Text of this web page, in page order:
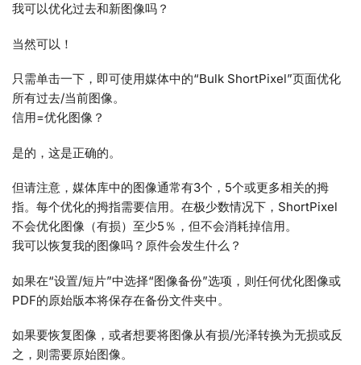
我可以优化过去和新图像吗？
当然可以！
只需单击一下，即可使用媒体中的“Bulk ShortPixel”页面优化
所有过去/当前图像。
信用=优化图像？
是的，这是正确的。
但请注意，媒体库中的图像通常有3个，5个或更多相关的拇
指。每个优化的拇指需要信用。在极少数情况下，ShortPixel
不会优化图像（有损）至少5％，但不会消耗掉信用。
我可以恢复我的图像吗？原件会发生什么？
如果在“设置/短片”中选择“图像备份”选项，则任何优化图像或
PDF的原始版本将保存在备份文件夹中。
如果要恢复图像，或者想要将图像从有损/光泽转换为无损或反
之，则需要原始图像。